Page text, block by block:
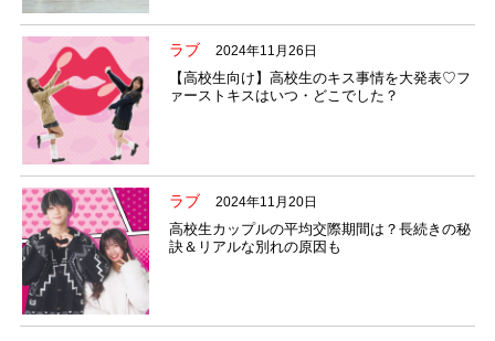
ラブ 2024年11月26日
【高校生向け】高校生のキス事情を大発表♡フ
ァーストキスはいつ・どこでした？
ラブ 2024年11月20日
高校生カップルの平均交際期間は？長続きの秘
訣＆リアルな別れの原因も